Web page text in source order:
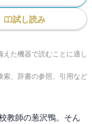
試し読み
た機器で読むことに適し
索、辞書の参照、引用など
教師の葱沢鴨。そん